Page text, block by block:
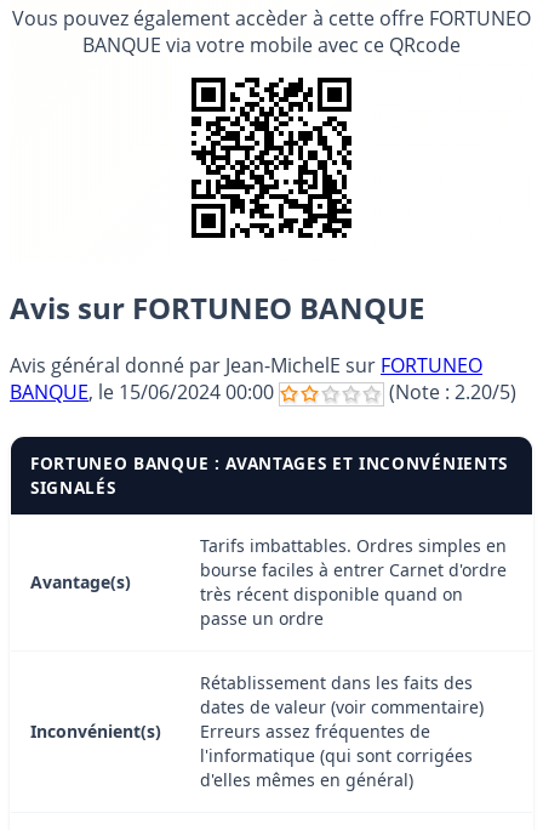
Vous pouvez également accèder à cette offre FORTUNEO
BANQUE via votre mobile avec ce QRcode
Avis sur FORTUNEO BANQUE
Avis général donné par Jean-MichelE sur FORTUNEO
BANQUE, le 15/06/2024 00:00 (Note : 2.20/5)
FORTUNEO BANQUE : AVANTAGES ET INCONVÉNIENTS
SIGNALÉS
Avantage(s)
Tarifs imbattables. Ordres simples en
bourse faciles à entrer Carnet d'ordre
très récent disponible quand on
passe un ordre
Inconvénient(s)
Rétablissement dans les faits des
dates de valeur (voir commentaire)
Erreurs assez fréquentes de
l'informatique (qui sont corrigées
d'elles mêmes en général)